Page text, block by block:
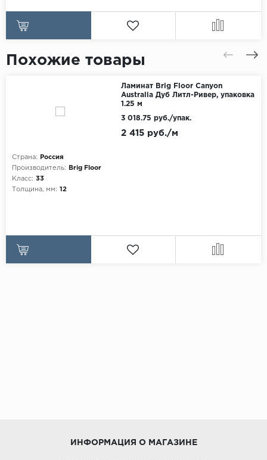
Похожие товары
Ламинат Brig Floor Canyon
Australia Дуб Литл-Ривер, упаковка
1.25 м
Страна:
Россия
Производитель:
Brig Floor
Класс: 33
Толщина, мм: 12
2 415 руб./м
3 018.75 руб./упак.
ИНФОРМАЦИЯ О МАГАЗИНЕ